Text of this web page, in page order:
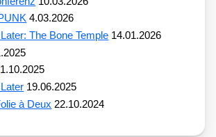
4.03.2026
The Bone Temple 14.01.2026
1.10.2025
19.06.2025
à Deux 22.10.2024